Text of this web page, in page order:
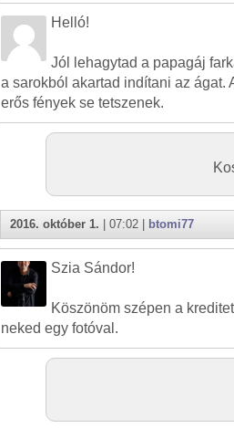
Helló!
Jól lehagytad a papagáj
a sarokból akartad indítani az ágat.
erős fények se tetszenek.
2016. október 1. | 07:02 | btomi77
Szia Sándor!
Köszönöm szépen a
neked egy fotóval.